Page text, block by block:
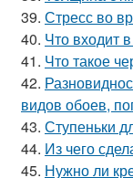
39. Стресс во
40. Что входит
41. Что такое
42.
видов обоев,
43. Ступеньки
44. Из чего
45. Нужно ли